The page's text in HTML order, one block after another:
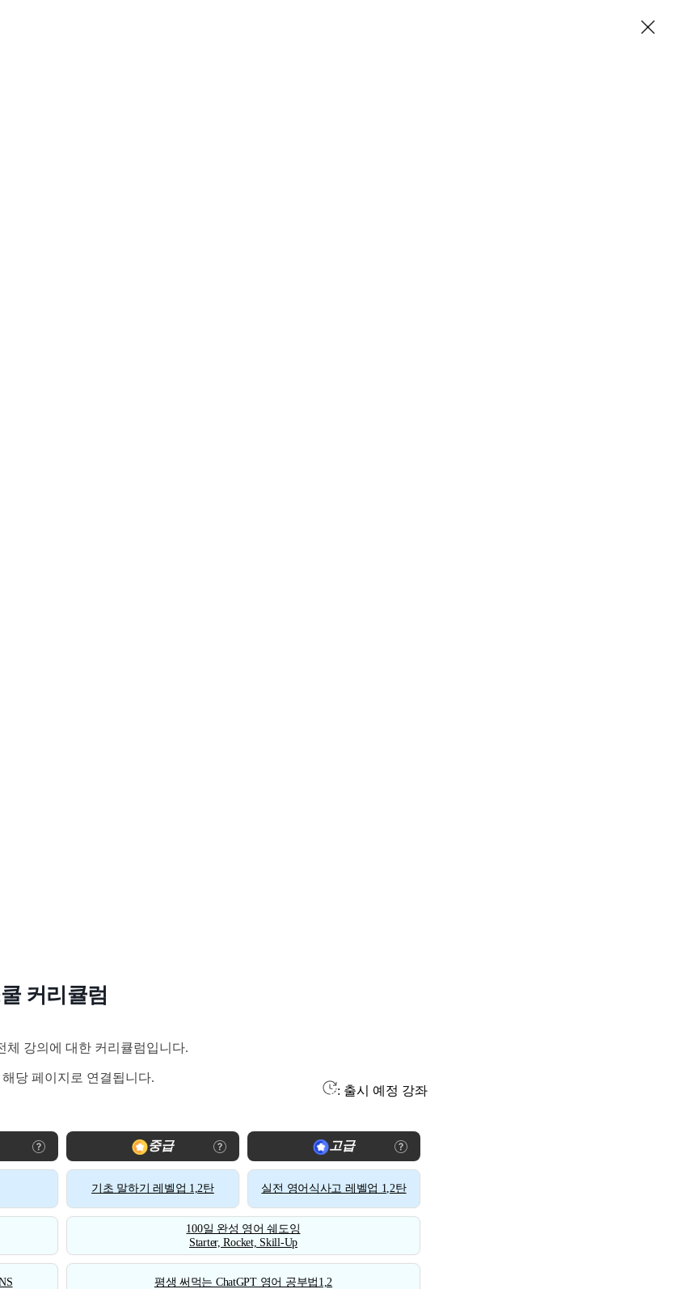
커리큘럼
체 강의에 대한 커리큘럼입니다.
당 페이지로 연결됩니다.
: 출시 예정 강좌
중급 고급
기초 말하기 레벨업 1,2탄 실전 영어식사고 레벨업 1,2탄
100일 완성 영어 쉐도잉
Starter, Rocket, Skill-Up
평생 써먹는 ChatGPT 영어 공부법1,2